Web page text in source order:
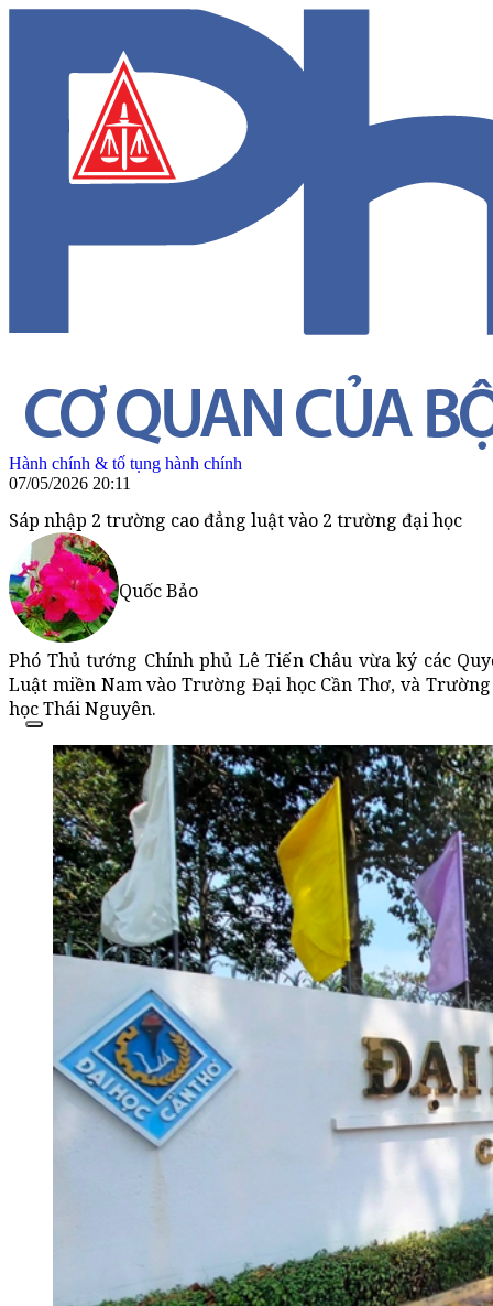
Hành chính & tố tụng hành chính
07/05/2026 20:11
Sáp nhập 2 trường cao đẳng luật vào 2 trường đại học
Quốc Bảo
Phó Thủ tướng Chính phủ Lê Tiến Châu vừa ký các
Luật miền Nam vào Trường Đại học Cần Thơ, và
học Thái Nguyên.